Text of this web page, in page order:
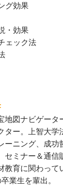
グ効果
・効果
ェック法
地図ナビゲータ
ター。上智大学
ーニング、成功
セミナー＆通信
教育に関わって
業生を輩出。